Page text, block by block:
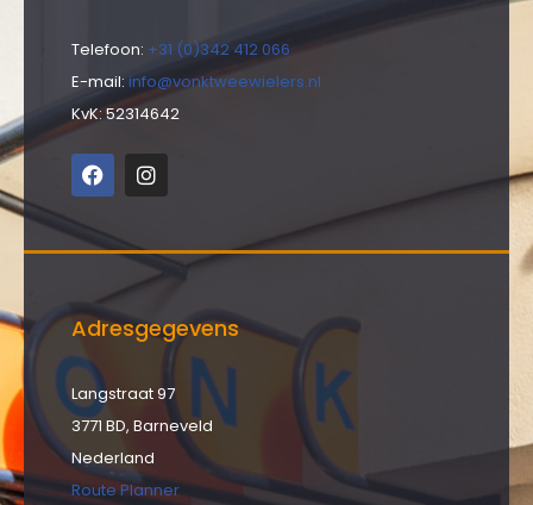
Telefoon: +31 (0)342 412 066
E-mail: info@vonktweewielers.nl
KvK: 52314642
Adresgegevens
Langstraat 97
3771 BD, Barneveld
Nederland
Route Planner